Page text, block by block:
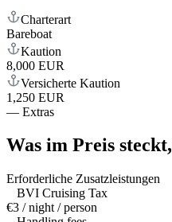
Charterart
Bareboat
Kaution
8,000 EUR
Versicherte Kaution
1,250 EUR
— Extras
Was im Preis steckt,
Erforderliche Zusatzleistungen
BVI Cruising Tax
€3 / night / person